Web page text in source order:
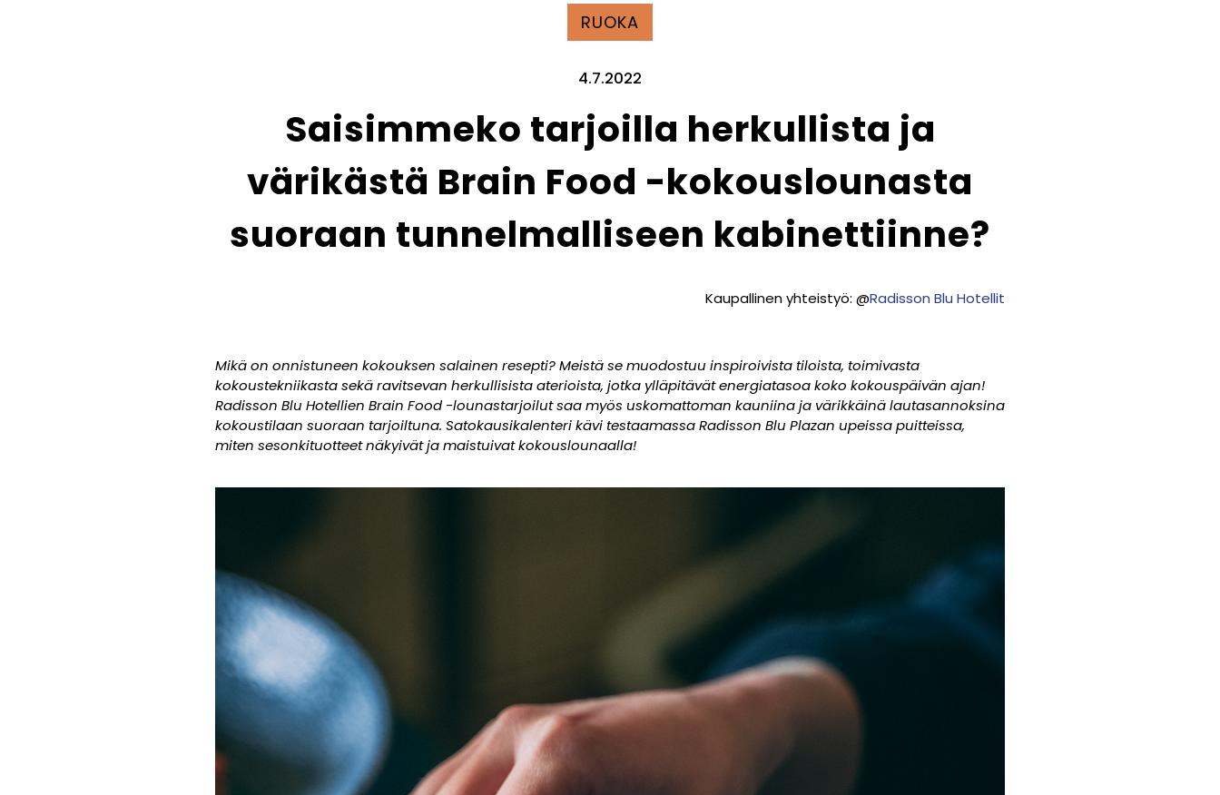
RUOKA
4.7.2022
Saisimmeko tarjoilla herkullista ja
värikästä Brain Food -kokouslounasta
suoraan tunnelmalliseen kabinettiinne?
Kaupallinen yhteistyö: @Radisson Blu Hotellit
Mikä on onnistuneen kokouksen salainen resepti? Meistä se muodostuu inspiroivista tiloista, toimivasta
kokoustekniikasta sekä ravitsevan herkullisista aterioista, jotka ylläpitävät energiatasoa koko kokouspäivän ajan!
Radisson Blu Hotellien Brain Food -lounastarjoilut saa myös uskomattoman kauniina ja värikkäinä lautasannoksina
kokoustilaan suoraan tarjoiltuna. Satokausikalenteri kävi testaamassa Radisson Blu Plazan upeissa puitteissa,
miten sesonkituotteet näkyivät ja maistuivat kokouslounaalla!